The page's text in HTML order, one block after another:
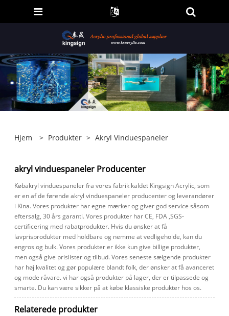
Hjem > Produkter > Akryl Vinduespaneler
akryl vinduespaneler Producenter
Købakryl vinduespaneler fra vores fabrik kaldet Kingsign Acrylic, som
er en af ​​de førende akryl vinduespaneler producenter og leverandører
i Kina. Vores produkter har egne mærker og giver god service såsom
eftersalg, 30 års garanti. Vores produkter har CE, FDA ,SGS-
certificering med rabatprodukter. Hvis du ønsker at få
lavprisprodukter med holdbare og nemme at vedligeholde, kan du
engros og bulk. Vores produkter er ikke kun give billige produkter,
men også give prislister og tilbud. Vores seneste sælgende produkter
har høj kvalitet og gør populære blandt folk, der ønsker at få avanceret
og mode råvare. vi har også produkter på lager, der er tilpassede og
smarte. Du kan være sikker på at købe klassiske produkter hos os.
Relaterede produkter